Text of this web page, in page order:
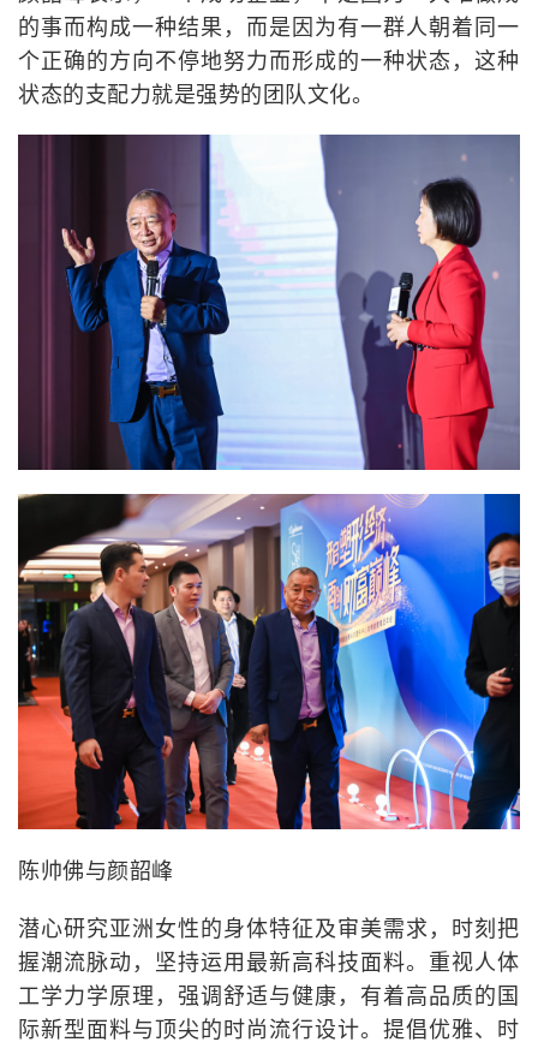
的事而构成一种结果，而是因为有一群人朝着同一
个正确的方向不停地努力而形成的一种状态，这种
状态的支配力就是强势的团队文化。
陈帅佛与颜韶峰
潜心研究亚洲女性的身体特征及审美需求，时刻把
握潮流脉动，坚持运用最新高科技面料。重视人体
工学力学原理，强调舒适与健康，有着高品质的国
际新型面料与顶尖的时尚流行设计。提倡优雅、时